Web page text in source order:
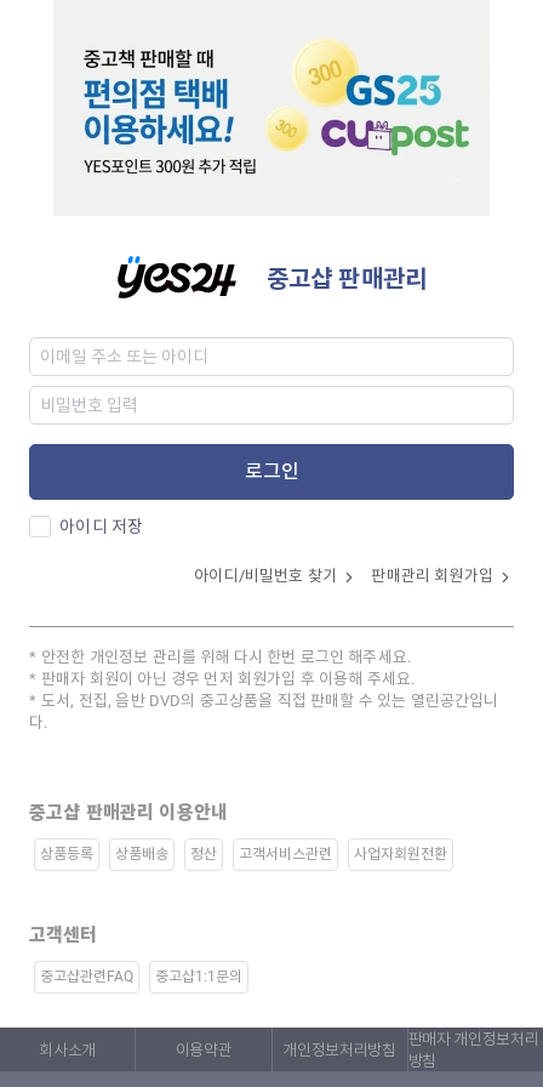
중고샵 판매관리
로그인
아이디 저장
아이디/비밀번호 찾기 판매관리 회원가입
안전한 개인정보 관리를 위해 다시 한번 로그인 해주세요.
판매자 회원이 아닌 경우 먼저 회원가입 후 이용해 주세요.
도서, 전집, 음반 DVD의 중고상품을 직접 판매할 수 있는 열린공간입니
다.
중고샵 판매관리 이용안내
상품등록 상품배송 정산 고객서비스관련 사업자회원전환
고객센터
중고샵관련FAQ 중고샵1:1문의
회사소개 이용약관 개인정보처리방침
판매자 개인정보처리
방침